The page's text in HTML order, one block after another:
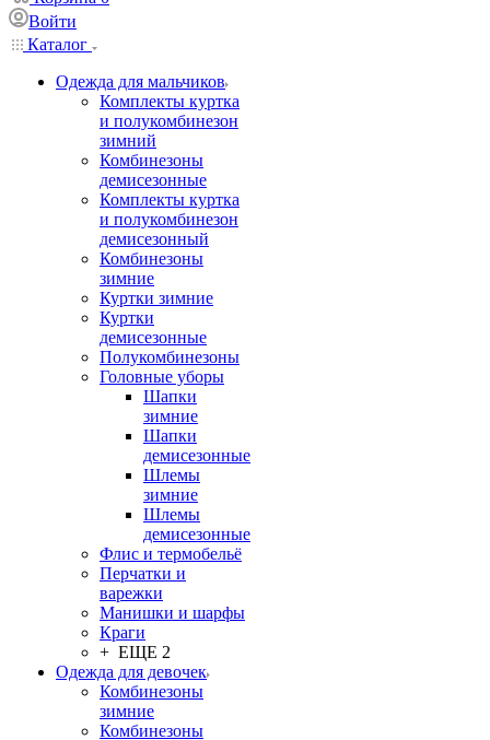
Войти
Каталог
Одежда для мальчиков
Комплекты куртка
и полукомбинезон
зимний
Комбинезоны
демисезонные
Комплекты куртка
и полукомбинезон
демисезонный
Комбинезоны
зимние
Куртки зимние
Куртки
демисезонные
Полукомбинезоны
Головные уборы
Шапки
зимние
Шапки
демисезонные
Шлемы
зимние
Шлемы
демисезонные
Флис и термобельё
Перчатки и
варежки
Манишки и шарфы
Краги
+ ЕЩЕ 2
Одежда для девочек
Комбинезоны
зимние
Комбинезоны